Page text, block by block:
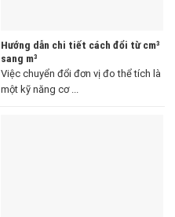
Hướng dẫn chi tiết cách đổi từ cm³
sang m³
Việc chuyển đổi đơn vị đo thể tích là
một kỹ năng cơ ...